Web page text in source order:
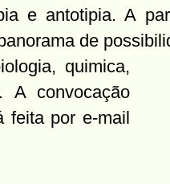
e antotipia. A
de
quimica,
A convocação
feita por e-mail